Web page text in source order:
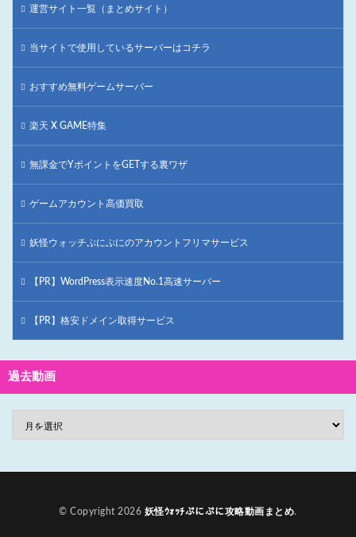
運営サイト一覧（まとめサイト）
当サイトで使用しているサーバーはコチラ
おすすめ無料ゲームサーバー
楽天 X GAME特集
無課金でYポイントをGETする裏ワザ
ゲームアカウント高価買取
妖怪ウォッチぷにぷにのアカウントフリマサービス
【PR】WordPress表示速度No.1高速サーバー
【PR】格安ドメイン取得サービス
過去動画
© Copyright 2026 妖怪ｳｫｯﾁぷにぷに攻略動画まとめ.